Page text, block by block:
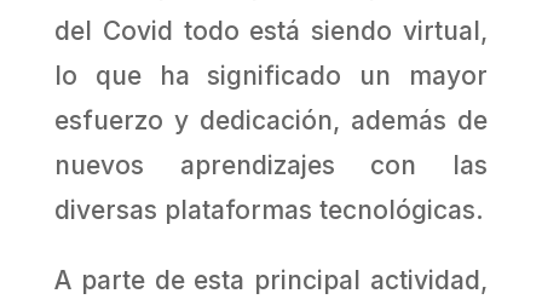
del Covid todo está siendo virtual,
lo que ha significado un mayor
esfuerzo y dedicación, además de
nuevos aprendizajes con las
diversas plataformas tecnológicas.
A parte de esta principal actividad,